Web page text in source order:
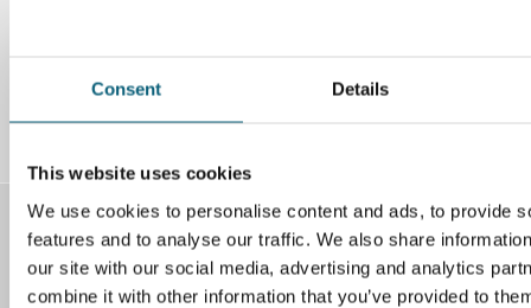
Consent Details
This website uses cookies
We use cookies to personalise content and ads, to provide
features and to analyse our traffic. We also share
our site with our social media, advertising and analytics
combine it with other information that you’ve provided to
LinkedIn
Kontakt
Klinikum Wolfsburg
Sauerbruchstr. 7